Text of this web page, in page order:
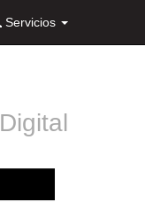
Servicios
Digital